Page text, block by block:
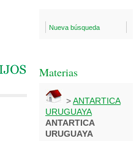
Nueva búsqueda
Materias
>ANTARTICA
URUGUAYA
ANTARTICA
URUGUAYA